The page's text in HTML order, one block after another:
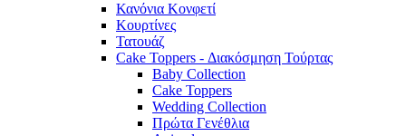
Κανόνια Κονφετί
Κουρτίνες
Τατουάζ
Cake Toppers - Διακόσμηση Τούρτας
Baby Collection
Cake Toppers
Wedding Collection
Πρώτα Γενέθλια